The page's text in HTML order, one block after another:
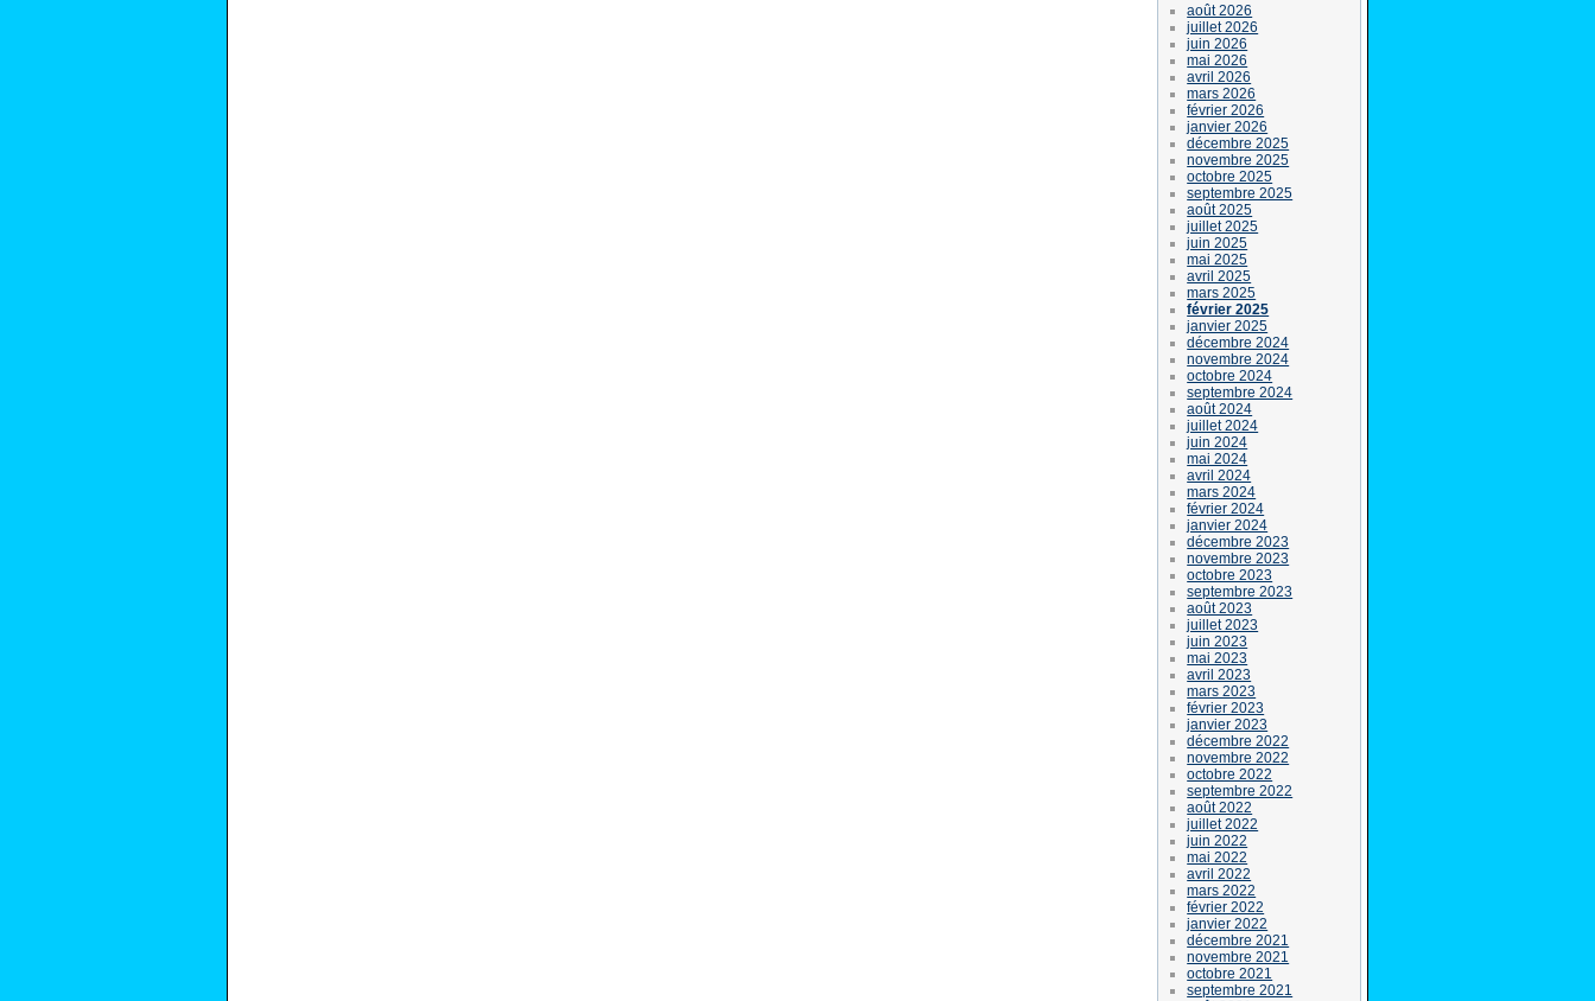
août 2026
juillet 2026
juin 2026
mai 2026
avril 2026
mars 2026
février 2026
janvier 2026
décembre 2025
novembre 2025
octobre 2025
septembre 2025
août 2025
juillet 2025
juin 2025
mai 2025
avril 2025
mars 2025
février 2025
janvier 2025
décembre 2024
novembre 2024
octobre 2024
septembre 2024
août 2024
juillet 2024
juin 2024
mai 2024
avril 2024
mars 2024
février 2024
janvier 2024
décembre 2023
novembre 2023
octobre 2023
septembre 2023
août 2023
juillet 2023
juin 2023
mai 2023
avril 2023
mars 2023
février 2023
janvier 2023
décembre 2022
novembre 2022
octobre 2022
septembre 2022
août 2022
juillet 2022
juin 2022
mai 2022
avril 2022
mars 2022
février 2022
janvier 2022
décembre 2021
novembre 2021
octobre 2021
septembre 2021